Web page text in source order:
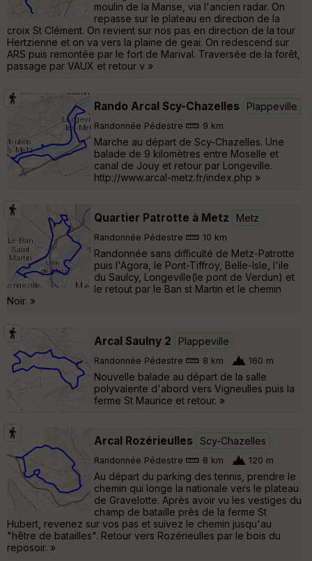
moulin de la Manse, via l'ancien radar. On
repasse sur le plateau en direction de la
croix St Clément. On revient sur nos pas en direction de la tour
Hertzienne et on va vers la plaine de geai. On redescend sur
ARS puis remontée par le fort de Marival. Traversée de la forêt,
passage par VAUX et retour v »
Rando Arcal Scy-Chazelles Plappeville
Randonnée Pédestre 9 km
Marche au départ de Scy-Chazelles. Une
balade de 9 kilomètres entre Moselle et
canal de Jouy et retour par Longeville.
http://www.arcal-metz.fr/index.php »
Quartier Patrotte à Metz Metz
Randonnée Pédestre 10 km
Randonnée sans difficulté de Metz-Patrotte
puis l'Agora, le Pont-Tiffroy, Belle-Isle, l'ile
du Saulcy, Longeville(le pont de Verdun) et
le retout par le Ban st Martin et le chemin
Noir. »
Arcal Saulny 2 Plappeville
Randonnée Pédestre 8 km 160 m
Nouvelle balade au départ de la salle
polyvalente d'abord vers Vigneulles puis la
ferme St Maurice et retour. »
Arcal Rozérieulles Scy-Chazelles
Randonnée Pédestre 8 km 120 m
Au départ du parking des tennis, prendre le
chemin qui longe la nationale vers le plateau
de Gravelotte. Après avoir vu les vestiges du
champ de bataille près de la ferme St
Hubert, revenez sur vos pas et suivez le chemin jusqu'au
"hêtre de batailles". Retour vers Rozérieulles par le bois du
reposoir. »